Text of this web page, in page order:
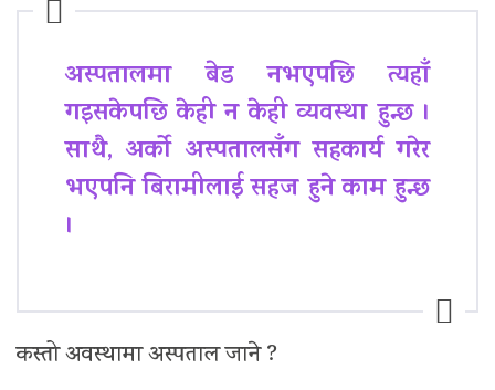
अस्पतालमा बेड नभएपछि त्यहाँ
गइसकेपछि केही न केही व्यवस्था हुन्छ ।
साथै, अर्को अस्पतालसँग सहकार्य गरेर
भएपनि बिरामीलाई सहज हुने काम हुन्छ
।
कस्तो अवस्थामा अस्पताल जाने ?